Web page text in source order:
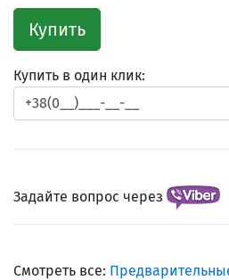
Купить
Купить в один клик:
Задайте вопрос через
Смотреть все: